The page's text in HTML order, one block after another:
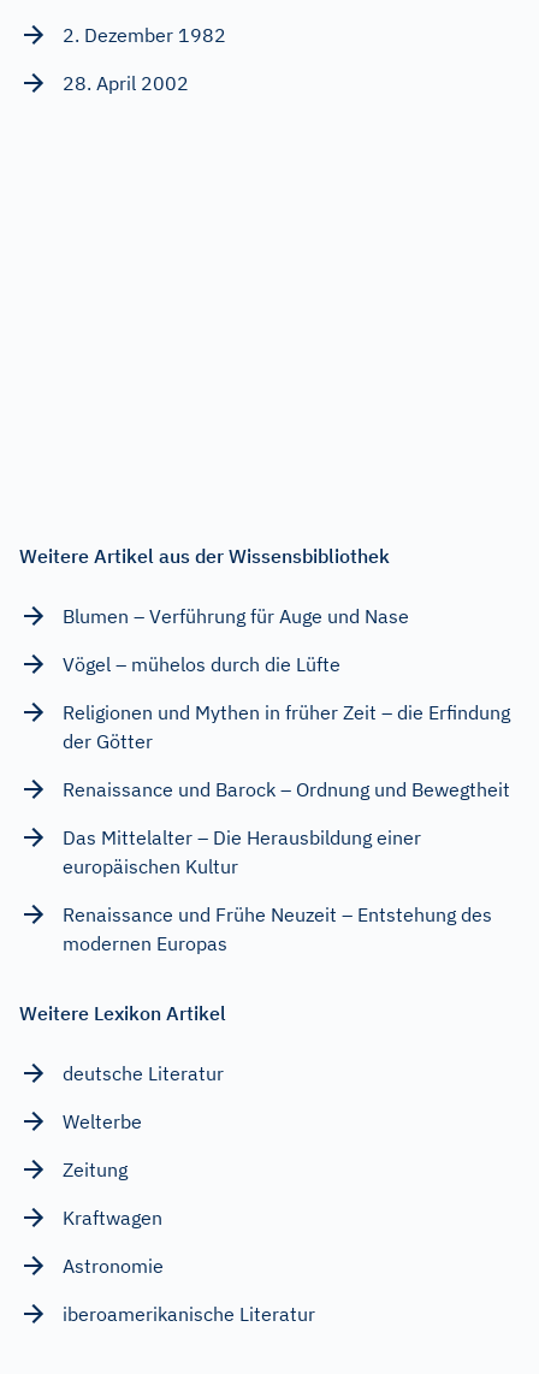
2. Dezember 1982
28. April 2002
Weitere Artikel aus der Wissensbibliothek
Blumen – Verführung für Auge und Nase
Vögel – mühelos durch die Lüfte
Religionen und Mythen in früher Zeit – die Erfindung
der Götter
Renaissance und Barock – Ordnung und Bewegtheit
Das Mittelalter – Die Herausbildung einer
europäischen Kultur
Renaissance und Frühe Neuzeit – Entstehung des
modernen Europas
Weitere Lexikon Artikel
deutsche Literatur
Welterbe
Zeitung
Kraftwagen
Astronomie
iberoamerikanische Literatur